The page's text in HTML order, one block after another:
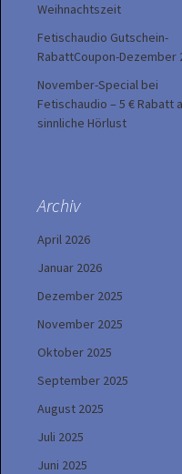
Weihnachtszeit
Fetischaudio Gutschein-
RabattCoupon-Dezember
November-Special bei
Fetischaudio – 5 € Rabatt
sinnliche Hörlust
Archiv
April 2026
Januar 2026
Dezember 2025
November 2025
Oktober 2025
September 2025
August 2025
Juli 2025
Juni 2025